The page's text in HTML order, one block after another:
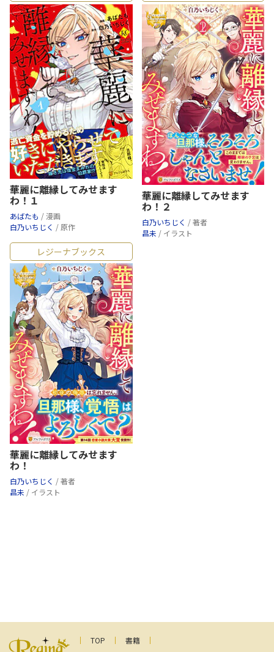
華麗に離縁してみせます
わ！１
あばたも / 漫画
白乃いちじく / 原作
華麗に離縁してみせます
わ！２
白乃いちじく / 著者
昌未 / イラスト
レジーナブックス
華麗に離縁してみせます
わ！
白乃いちじく / 著者
昌未 / イラスト
TOP 書籍